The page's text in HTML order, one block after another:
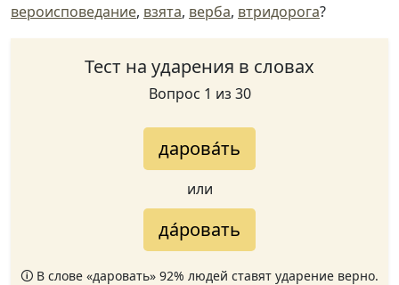
вероисповедание, взята, верба, втридорога?
Тест на ударения в словах
Вопрос 1 из 30
дарова́ть
или
да́ровать
🛈 В слове «даровать» 92% людей ставят ударение верно.